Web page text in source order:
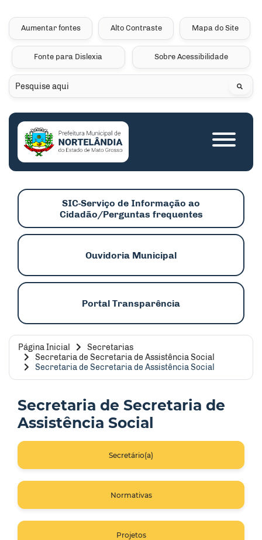
Seção de atalhos e
Ir para o menu [alt+2]
Ir para a busca [alt+3]
Ir para o rodapé [alt+4]
Aumentar fontes Alto Contraste Mapa do Site
Fonte para Dislexia Sobre Acessibilidade
Pesquisar
SIC-Serviço de Informação ao
Cidadão/Perguntas frequentes
Ouvidoria Municipal
Portal Transparência
Seção do menu
Página Inicial
Secretarias
Secretaria de Secretaria de Assistência Social
Secretaria de Secretaria de Assistência Social
Secretaria de Secretaria de
Assistência Social
Secretário(a)
Normativas
Projetos